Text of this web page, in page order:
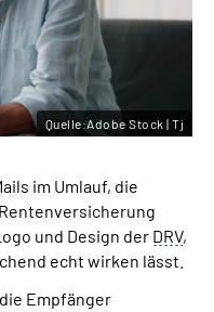
im Umlauf, die
und Design der DRV,
echt wirken lässt.
Empfänger
Quelle:Adobe Stock | Tj